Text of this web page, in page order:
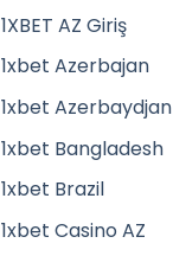
1XBET AZ Giriş
1xbet Azerbajan
1xbet Azerbaydjan
1xbet Bangladesh
1xbet Brazil
1xbet Casino AZ